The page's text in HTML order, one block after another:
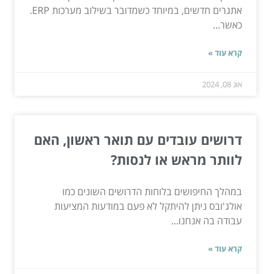
אתגרים חדשים, במיוחד כשמדובר בשילוב מערכות ERP.
כאשר...
קרא עוד »
אוג 08, 2024
דרושים עובדים עם תואר ראשון, האם
לוותר מראש או לנסות?
במהלך החיפושים בלוחות הדרושים השונים כמו
אולג'ובס ניתן להיתקל לא פעם במודעות המציעות
עבודה בה אנחנו...
קרא עוד »